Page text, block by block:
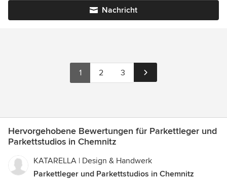
Nachricht
1 2 3
Hervorgehobene Bewertungen für Parkettleger und
Parkettstudios in Chemnitz
KATARELLA | Design & Handwerk
Parkettleger und Parkettstudios in Chemnitz